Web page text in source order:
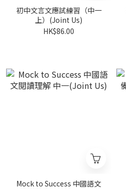
初中文言文應試練習（中一
上）(Joint Us)
HK$86.00
Mock to Success 中國語文